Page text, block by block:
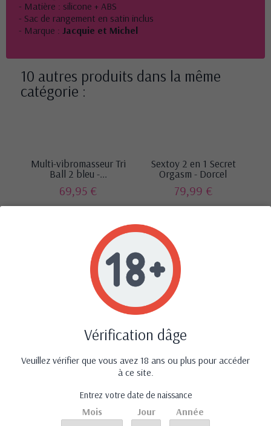
- Matière : silicone + ABS
- Sac de rangement en satin inclus
- Marque : Jacquie et Michel
10 autres produits dans la même
catégorie :
Multi-vibromasseur Tri
Ball 2 bleu -...
69,95 €
Sextoy 2 en 1 Secret
Orgasm - Dorcel
79,99 €
‹ ›
Avis (0)
Aucun avis n'a été publié pour le moment.
Vérification dâge
Veuillez vérifier que vous avez 18 ans ou plus pour accéder
à ce site.
Entrez votre date de naissance
Mois Jour Année